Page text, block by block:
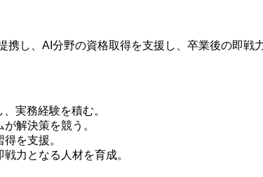
し、AI分野の資格取得を支援し、卒業後の即戦
実務経験を積む。
解決策を競う。
を支援。
力となる人材を育成。